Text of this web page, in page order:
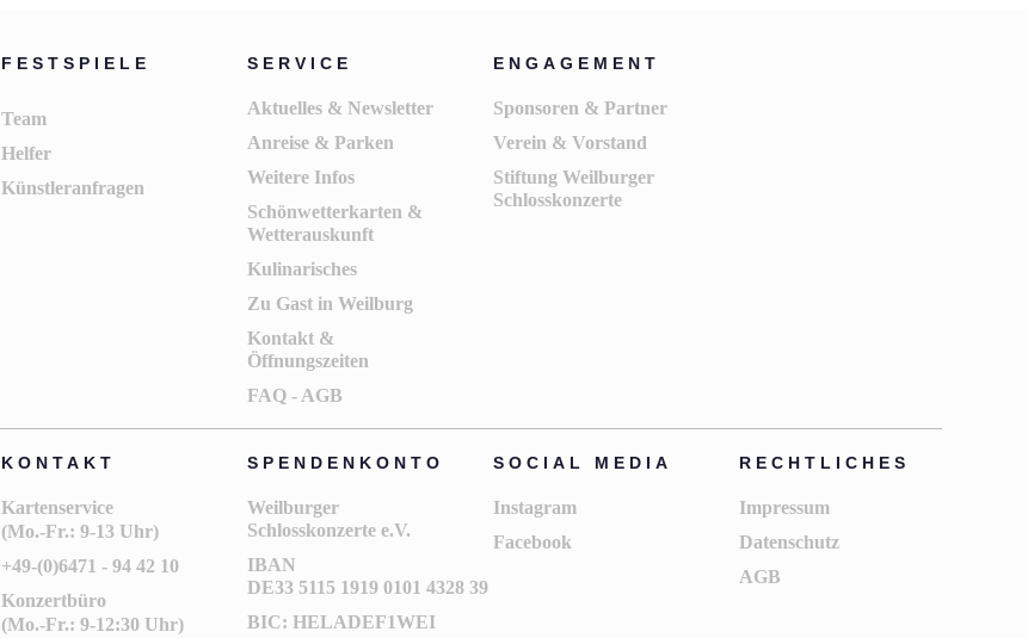
FESTSPIELE
Team
Helfer
Künstleranfragen
SERVICE
Aktuelles & Newsletter
Anreise & Parken
Weitere Infos
Schönwetterkarten &
Wetterauskunft
Kulinarisches
Zu Gast in Weilburg
Kontakt &
Öffnungszeiten
FAQ - AGB
ENGAGEMENT
Sponsoren & Partner
Verein & Vorstand
Stiftung Weilburger
Schlosskonzerte
KONTAKT
Kartenservice
(Mo.-Fr.: 9-13 Uhr)
+49-(0)6471 - 94 42 10
Konzertbüro
(Mo.-Fr.: 9-12:30 Uhr)
SPENDENKONTO
Weilburger
Schlosskonzerte e.V.
IBAN
DE33 5115 1919 0101 4328 39
BIC: HELADEF1WEI
SOCIAL MEDIA
Instagram
Facebook
RECHTLICHES
Impressum
Datenschutz
AGB